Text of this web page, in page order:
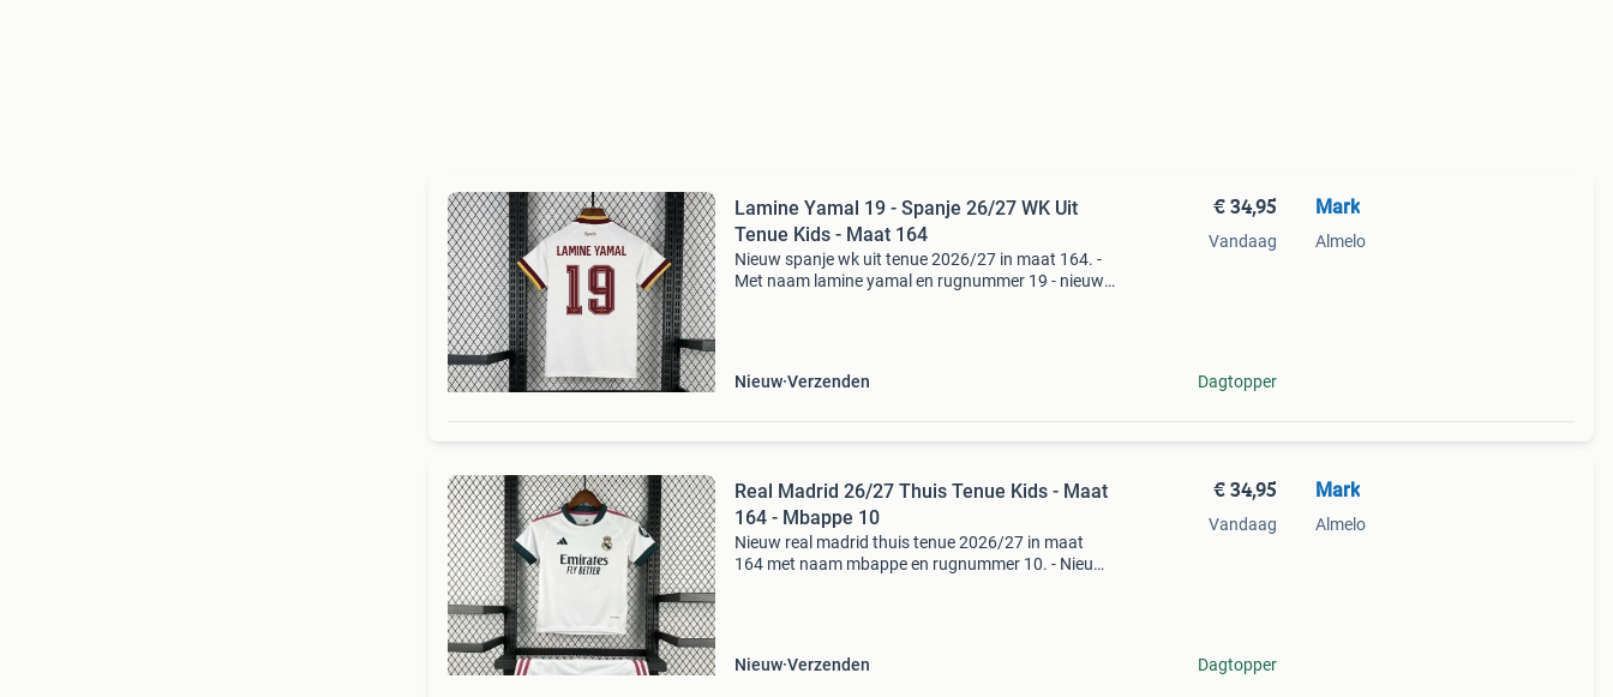
Lamine Yamal 19 - Spanje 26/27 WK Uit
Tenue Kids - Maat 164
Nieuw spanje wk uit tenue 2026/27 in maat 164. -
Met naam lamine yamal en rugnummer 19 - nieuw
Nieuw Verzenden
€ 34,95
Vandaag
Dagtopper
Mark
Almelo
Real Madrid 26/27 Thuis Tenue Kids - Maat
164 - Mbappe 10
Nieuw real madrid thuis tenue 2026/27 in maat
164 met naam mbappe en rugnummer 10. - Nieuw
Nieuw Verzenden
€ 34,95
Vandaag
Dagtopper
Mark
Almelo